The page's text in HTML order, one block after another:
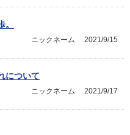
2021/9/15
ニックネーム
について
2021/9/17
ニックネーム